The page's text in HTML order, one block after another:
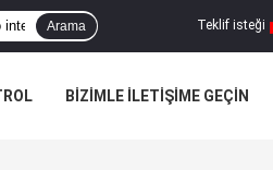
Teklif isteği
Arama
BIZIMLE ILETIŞIME GEÇIN